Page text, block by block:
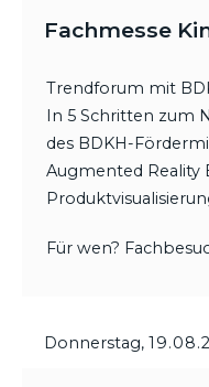
Fachmesse
Trendforum mit
In 5 Schritten zum
des BDKH-
Augmented Reality
Für wen?
Donnerstag,